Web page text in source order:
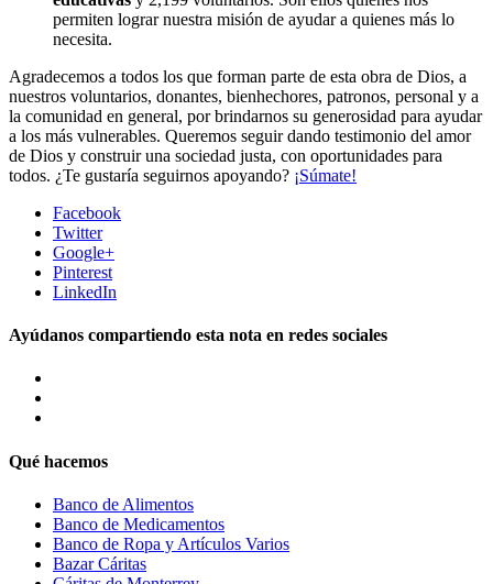
permiten lograr nuestra misión de ayudar a quienes más lo
necesita.
Agradecemos a todos los que forman parte de esta obra de Dios, a
nuestros voluntarios, donantes, bienhechores, patronos, personal y a
la comunidad en general, por brindarnos su generosidad para ayudar
a los más vulnerables. Queremos seguir dando testimonio del amor
de Dios y construir una sociedad justa, con oportunidades para
todos. ¿Te gustaría seguirnos apoyando? ¡Súmate!
Facebook
Twitter
Google+
Pinterest
LinkedIn
Ayúdanos compartiendo esta nota en redes sociales
Qué hacemos
Banco de Alimentos
Banco de Medicamentos
Banco de Ropa y Artículos Varios
Bazar Cáritas